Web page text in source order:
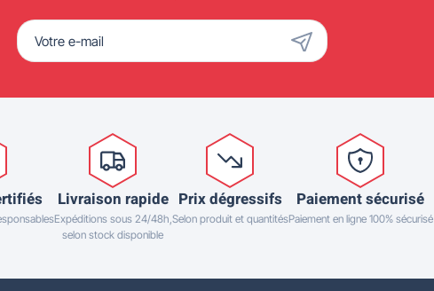
Livraison rapide
Expéditions sous 24/48h,
selon stock disponible
Prix dégressifs
Selon produit et quantités
Paiement sécurisé
Paiement en ligne 100% sécurisé